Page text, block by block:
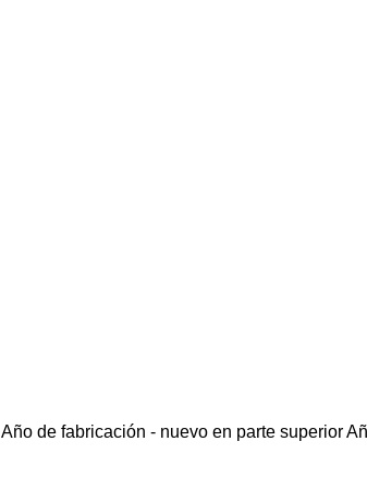
Año de fabricación - nuevo en parte superior